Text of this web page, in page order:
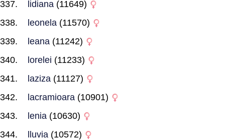
lidiana (11649)
leonela (11570)
leana (11242)
lorelei (11233)
laziza (11127)
lacramioara (10901)
lenia (10630)
lluvia (10572)